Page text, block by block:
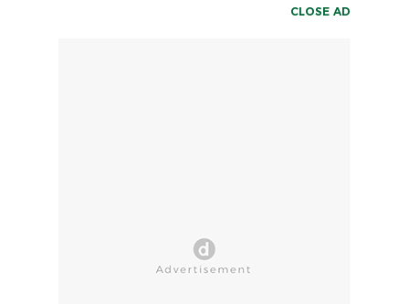
CLOSE AD